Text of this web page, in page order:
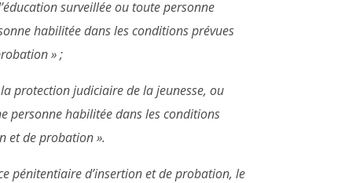
surveillée ou toute personne
habilitée dans les conditions prévues
» ;
protection judiciaire de la jeunesse, ou
personne habilitée dans les conditions
et de probation ».
pénitentiaire d’insertion et de probation, le